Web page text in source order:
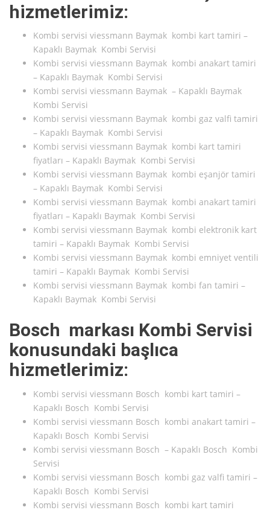
hizmetlerimiz:
Kombi servisi viessmann Baymak kombi kart tamiri –
Kapaklı Baymak Kombi Servisi
Kombi servisi viessmann Baymak kombi anakart tamiri
– Kapaklı Baymak Kombi Servisi
Kombi servisi viessmann Baymak – Kapaklı Baymak
Kombi Servisi
Kombi servisi viessmann Baymak kombi gaz valfi tamiri
– Kapaklı Baymak Kombi Servisi
Kombi servisi viessmann Baymak kombi kart tamiri
fiyatları – Kapaklı Baymak Kombi Servisi
Kombi servisi viessmann Baymak kombi eşanjör tamiri
– Kapaklı Baymak Kombi Servisi
Kombi servisi viessmann Baymak kombi anakart tamiri
fiyatları – Kapaklı Baymak Kombi Servisi
Kombi servisi viessmann Baymak kombi elektronik kart
tamiri – Kapaklı Baymak Kombi Servisi
Kombi servisi viessmann Baymak kombi emniyet ventili
tamiri – Kapaklı Baymak Kombi Servisi
Kombi servisi viessmann Baymak kombi fan tamiri –
Kapaklı Baymak Kombi Servisi
Bosch markası Kombi Servisi
konusundaki başlıca
hizmetlerimiz:
Kombi servisi viessmann Bosch kombi kart tamiri –
Kapaklı Bosch Kombi Servisi
Kombi servisi viessmann Bosch kombi anakart tamiri –
Kapaklı Bosch Kombi Servisi
Kombi servisi viessmann Bosch – Kapaklı Bosch Kombi
Servisi
Kombi servisi viessmann Bosch kombi gaz valfi tamiri –
Kapaklı Bosch Kombi Servisi
Kombi servisi viessmann Bosch kombi kart tamiri